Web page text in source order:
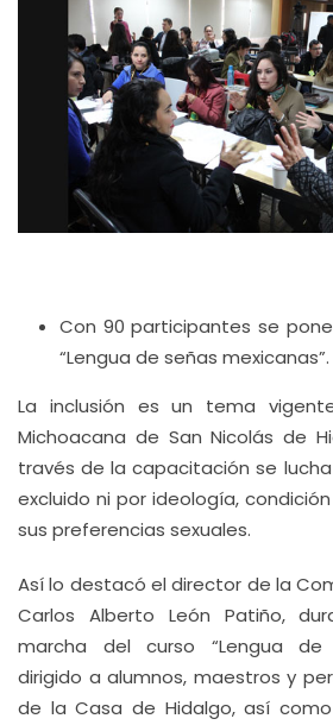
Con 90 participantes se
“Lengua de señas mexicanas”.
La inclusión es un tema
Michoacana de San Nicolás de
través de la capacitación se
excluido ni por ideología,
sus preferencias sexuales.
Así lo destacó el director de la
Carlos Alberto León Patiño,
marcha del curso “Lengua de
dirigido a alumnos, maestros y
de la Casa de Hidalgo, así